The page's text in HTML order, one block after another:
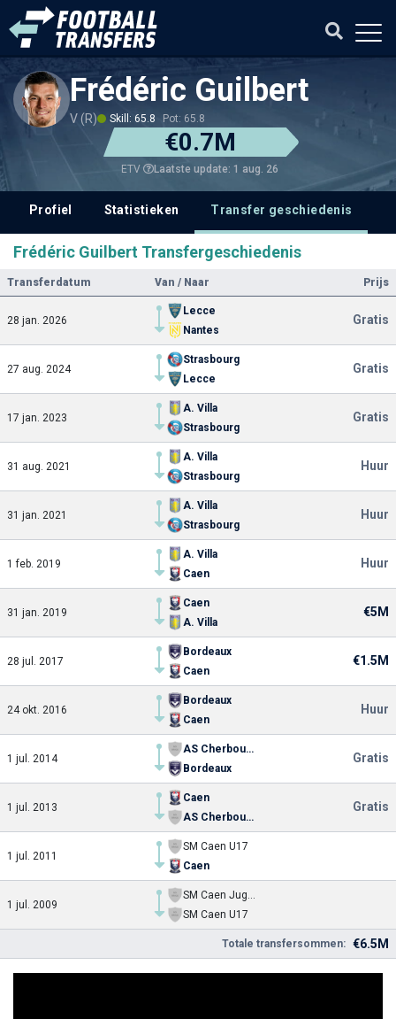
Frédéric Guilbert
V (R) Skill: 65.8 Pot: 65.8
€0.7M
ETV Laatste update: 1 aug. 26
Profiel Statistieken Transfer geschiedenis
Frédéric Guilbert Transfergeschiedenis
Transferdatum Van / Naar Prijs
28 jan. 2026
Lecce
Nantes
Gratis
27 aug. 2024
Strasbourg
Lecce
Gratis
17 jan. 2023
A. Villa
Strasbourg
Gratis
31 aug. 2021
A. Villa
Strasbourg
Huur
31 jan. 2021
A. Villa
Strasbourg
Huur
1 feb. 2019
A. Villa
Caen
Huur
31 jan. 2019
Caen
A. Villa
€5M
28 jul. 2017
Bordeaux
Caen
€1.5M
24 okt. 2016
Bordeaux
Caen
Huur
1 jul. 2014
AS Cherbourg
Bordeaux
Gratis
1 jul. 2013
Caen
AS Cherbourg
Gratis
1 jul. 2011
SM Caen U17
Caen
1 jul. 2009
SM Caen Jugend
SM Caen U17
Totale transfersommen: €6.5M